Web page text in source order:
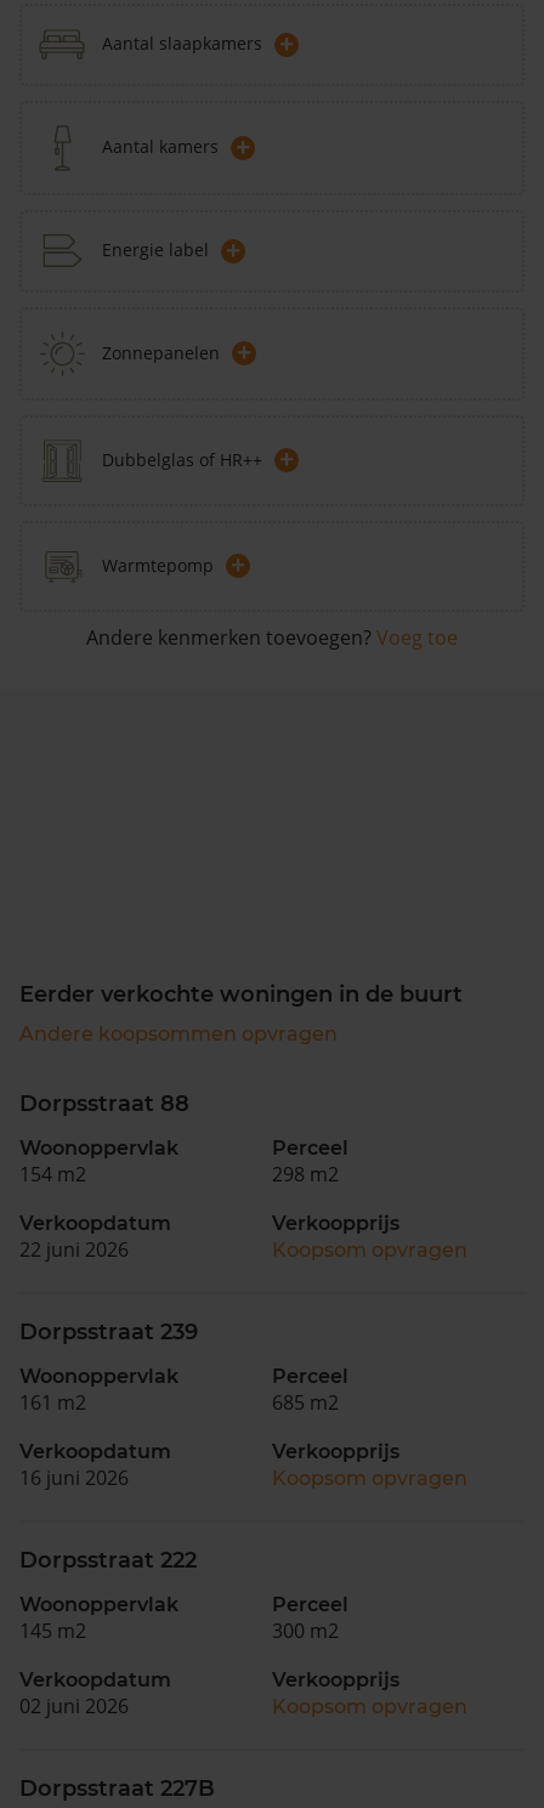
Aantal slaapkamers +
Aantal kamers +
Energie label +
Zonnepanelen +
Dubbelglas of HR++ +
Warmtepomp +
Andere kenmerken toevoegen? Voeg toe
Eerder verkochte woningen in de buurt
Andere koopsommen opvragen
Dorpsstraat 88
Woonoppervlak
154 m2
Perceel
298 m2
Verkoopdatum
22 juni 2026
Verkoopprijs
Koopsom opvragen
Dorpsstraat 239
Woonoppervlak
161 m2
Perceel
685 m2
Verkoopdatum
16 juni 2026
Verkoopprijs
Koopsom opvragen
Dorpsstraat 222
Woonoppervlak
145 m2
Perceel
300 m2
Verkoopdatum
02 juni 2026
Verkoopprijs
Koopsom opvragen
Dorpsstraat 227B